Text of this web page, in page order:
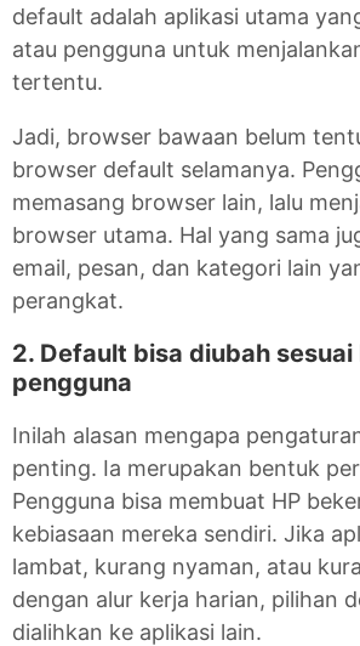
default adalah aplikasi utama
atau pengguna untuk
tertentu.
Jadi, browser bawaan belum
browser default selamanya.
memasang browser lain, lalu
browser utama. Hal yang sama
email, pesan, dan kategori lain
perangkat.
2. Default bisa diubah
pengguna
Inilah alasan mengapa
penting. Ia merupakan bentuk
Pengguna bisa membuat HP
kebiasaan mereka sendiri. Jika
lambat, kurang nyaman, atau
dengan alur kerja harian, pilihan
dialihkan ke aplikasi lain.